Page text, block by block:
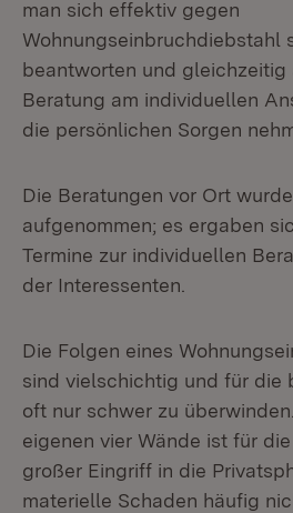
man sich effektiv gegen
Wohnungseinbruchdiebstahl
beantworten und gleichzeitig
Beratung am individuellen
die persönlichen Sorgen
Die Beratungen vor Ort
aufgenommen; es ergaben
Termine zur individuellen
der Interessenten.
Die Folgen eines
sind vielschichtig und für die
oft nur schwer zu
eigenen vier Wände ist für
großer Eingriff in die
materielle Schaden häufig